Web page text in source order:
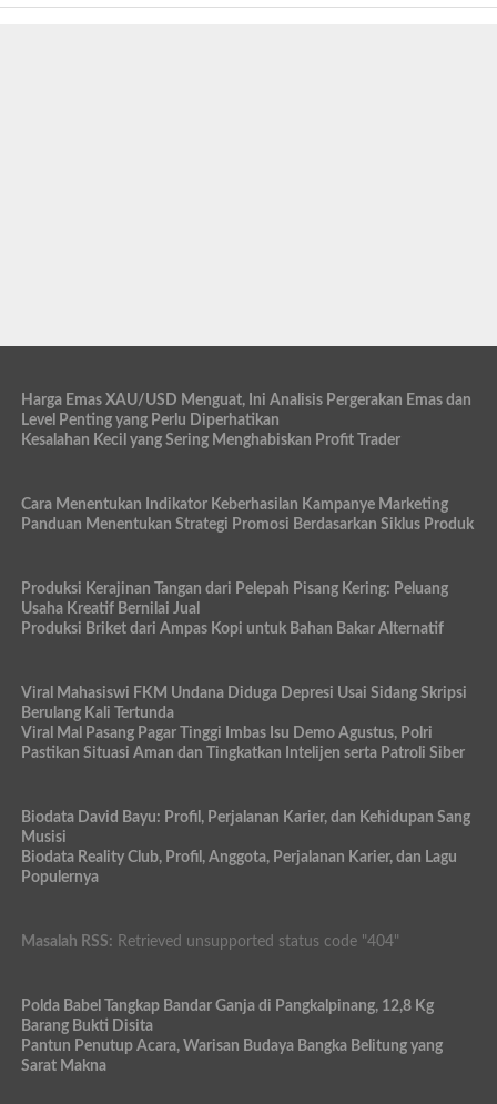
Harga Emas XAU/USD Menguat, Ini Analisis Pergerakan Emas dan
Level Penting yang Perlu Diperhatikan
Kesalahan Kecil yang Sering Menghabiskan Profit Trader
Cara Menentukan Indikator Keberhasilan Kampanye Marketing
Panduan Menentukan Strategi Promosi Berdasarkan Siklus Produk
Produksi Kerajinan Tangan dari Pelepah Pisang Kering: Peluang
Usaha Kreatif Bernilai Jual
Produksi Briket dari Ampas Kopi untuk Bahan Bakar Alternatif
Viral Mahasiswi FKM Undana Diduga Depresi Usai Sidang Skripsi
Berulang Kali Tertunda
Viral Mal Pasang Pagar Tinggi Imbas Isu Demo Agustus, Polri
Pastikan Situasi Aman dan Tingkatkan Intelijen serta Patroli Siber
Biodata David Bayu: Profil, Perjalanan Karier, dan Kehidupan Sang
Musisi
Biodata Reality Club, Profil, Anggota, Perjalanan Karier, dan Lagu
Populernya
Masalah RSS: Retrieved unsupported status code "404"
Polda Babel Tangkap Bandar Ganja di Pangkalpinang, 12,8 Kg
Barang Bukti Disita
Pantun Penutup Acara, Warisan Budaya Bangka Belitung yang
Sarat Makna